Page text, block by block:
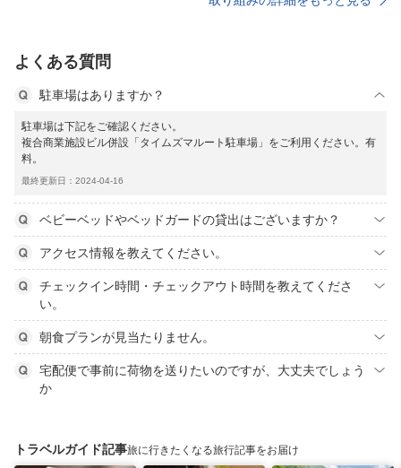
よくある質問
駐車場はありますか？
駐車場は下記をご確認ください。
複合商業施設ビル併設「タイムズマルート駐車場」をご利用ください。有
料。
最終更新日：2024-04-16
ベビーベッドやベッドガードの貸出はございますか？
アクセス情報を教えてください。
チェックイン時間・チェックアウト時間を教えてくださ
い。
朝食プランが見当たりません。
宅配便で事前に荷物を送りたいのですが、大丈夫でしょう
か
トラベルガイド記事旅に行きたくなる旅行記事をお届け